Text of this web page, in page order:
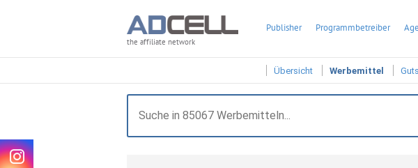
the affiliate network
Publisher Programmbetreiber
Übersicht Werbemittel